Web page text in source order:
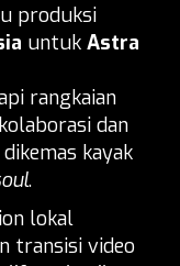
produksi
untukAstra
rangkaian
dan
kayak
.
lokal
transisi video